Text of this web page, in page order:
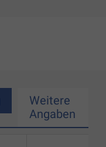
Weitere
Angaben